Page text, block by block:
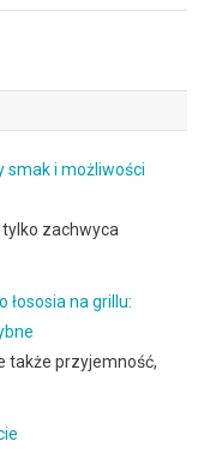
smak i możliwości
zachwyca
na grillu:
także przyjemność,